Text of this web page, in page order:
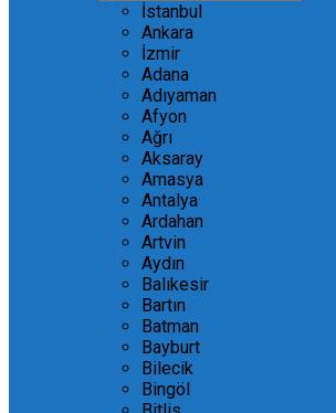
İstanbul
Ankara
İzmir
Adana
Adıyaman
Afyon
Ağrı
Aksaray
Amasya
Antalya
Ardahan
Artvin
Aydın
Balıkesir
Bartın
Batman
Bayburt
Bilecik
Bingöl